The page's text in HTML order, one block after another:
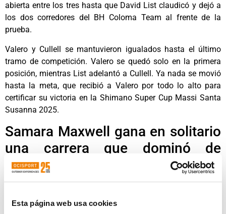
Esta página web usa cookies
abierta entre los tres hasta que David List claudicó y dejó a
los dos corredores del BH Coloma Team al frente de la
prueba.
Valero y Cullell se mantuvieron igualados hasta el último
tramo de competición. Valero se quedó solo en la primera
posición, mientras List adelantó a Cullell. Ya nada se movió
hasta la meta, que recibió a Valero por todo lo alto para
certificar su victoria en la Shimano Super Cup Massi Santa
Susanna 2025.
Samara Maxwell gana en solitario
una carrera que dominó de
principio a fin
algunas grandes figuras internacionales, como Line